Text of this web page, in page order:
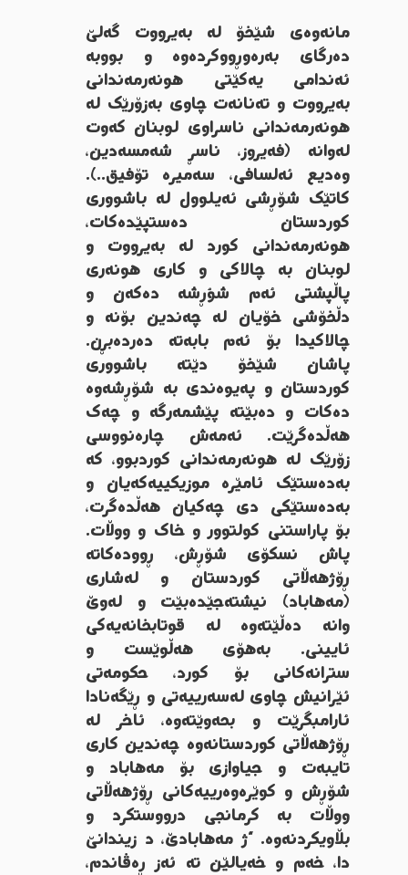
مانەوەی شێخۆ لە بەیرووت گەلێ
دەرگای بەرەوڕووکردەوە و بووبە
ئەندامی یەکێتی هونەرمەندانی
بەیرووت و تەنانەت چاوی بەزۆرێک لە
هونەرمەندانی ناسراوی لوبنان کەوت
لەوانە (فەیروز، ناسڕ شەمسەدین،
وەدیع ئەلسافی، سەمیرە تۆفیق..).
کاتێک شۆڕشی ئەیلوول لە باشووری
کوردستان دەستپێدەکات،
هونەرمەندانی کورد لە بەیرووت و
لوبنان بە چالاکی و کاری هونەری
پاڵپشتی ئەم شؤڕشە دەکەن و
دڵخۆشی خۆیان لە چەندین بۆنە و
چالاکیدا بۆ ئەم بابەتە دەردەبڕن.
پاشان شێخۆ دێتە باشووری
کوردستان و پەیوەندی بە شۆڕشەوە
دەکات و دەبێتە پێشمەرگە و چەک
هەڵدەگرێت. ئەمەش چارەنووسی
زۆرێک لە هونەرمەندانی کوردبوو، کە
بەدەستێک ئامێرە موزیکییەکەیان و
بەدەستێکی دی چەکیان هەڵدەگرت،
بۆ پاراستنی کولتوور و خاک و ووڵات.
پاش نسکۆی شۆڕش، ڕوودەکاتە
ڕۆژهەڵاتی کوردستان و لەشاری
(مەهاباد) نیشتەجێدەبێت و لەوێ
وانە دەڵێتەوە لە قوتابخانەیەکی
ئایینی. بەهۆی هەڵوێست و
سترانەکانی بۆ کورد، حکومەتی
ئێرانیش چاوی لەسەرییەتی و ڕێگەنادا
ئارامبگرێت و بحەوێتەوە، ئاخر لە
ڕۆژهەڵاتی کوردستانەوە چەندین کاری
تایبەت و جیاوازی بۆ مەهاباد و
شۆڕش و کوێرەوەرییەکانی ڕۆژهەڵاتی
ووڵات بە کرمانجی درووستکرد و
بڵاویکردنەوە. “ژ مەهابادێ، د زیندانێ
دا، خەم و خەیالێن تە ئەز ڕەڤاندم،